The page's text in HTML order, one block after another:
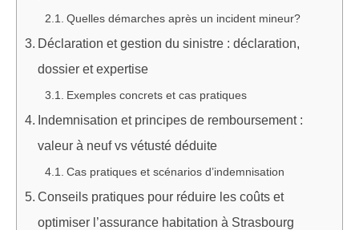
Quelles démarches après un incident mineur?
Déclaration et gestion du sinistre : déclaration,
dossier et expertise
Exemples concrets et cas pratiques
Indemnisation et principes de remboursement :
valeur à neuf vs vétusté déduite
Cas pratiques et scénarios d’indemnisation
Conseils pratiques pour réduire les coûts et
optimiser l’assurance habitation à Strasbourg